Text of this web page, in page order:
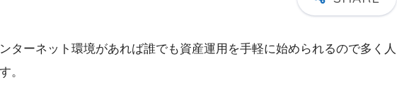
ターネット環境があれば誰でも資産運用を手軽に始められるので多く人
。